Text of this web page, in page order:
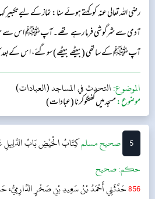
رضی اللہ تعالی عنہ کو کہتے ہوئے سنا: نماز کے لیے
آدمی سے شرگوشی فرما رہے تھے۔ آپﷺ اس سے
آپﷺ کے ساتھی (بیٹھے بیٹھے) سو گئے، اس
پڑھائی۔...
الموضوع:التحدث في المساجد (العبادات)
موضوع:مسجد میں گفتگوکرنا (عبادات)
5 ‌صحيح مسلمكِتَابُ الْحَيْضِبَابُ الدَّلِيلِ
حکم:صحیح
856حَدَّثَنِي أَحْمَدُ بْنُ سَعِيدِ بْنِ صَخْرٍ الدَّارِمِيُّ،